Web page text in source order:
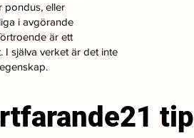
pondus, eller
i avgörande
är ett
själva verket är det inte
21